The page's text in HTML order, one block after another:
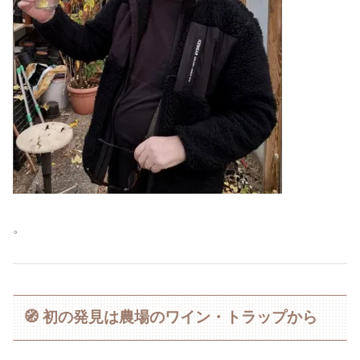
。
🧭 初の発見は農場のワイン・トラップから